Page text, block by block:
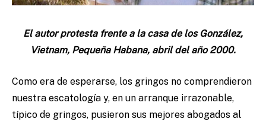
El autor protesta frente a la casa de los González,
Vietnam, Pequeña Habana, abril del año 2000.
Como era de esperarse, los gringos no comprendieron
nuestra escatología y, en un arranque irrazonable,
típico de gringos, pusieron sus mejores abogados al